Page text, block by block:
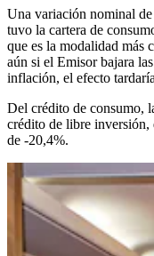
Una variación nominal
tuvo la cartera de
que es la modalidad más
aún si el Emisor bajara
inflación, el efecto
Del crédito de consumo,
crédito de libre inversión,
de -20,4%.